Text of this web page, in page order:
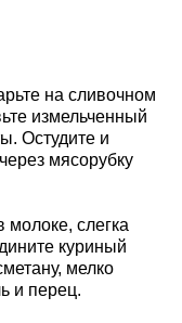
на сливочном
измельченный
Остудите и
мясорубку
молоке, слегка
куриный
мелко
и перец.